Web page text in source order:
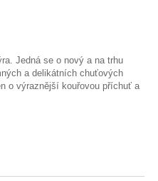
Jedná se o nový a na trhu
a delikátních chuťových
o výraznější kouřovou příchuť a